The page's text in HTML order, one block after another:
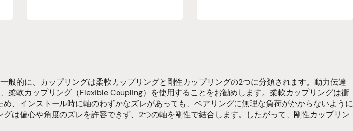
的に、カップリングは柔軟カップリングと剛性カップリングの2つに分類されます。動力伝達
柔軟カップリング（Flexible Coupling）を使用することをお勧めします。柔軟カップリングは衝
、インストール時に軸のわずかなズレがあっても、ベアリングに無理な負荷がかからないように
は偏心や角度のズレを許容できず、2つの軸を剛性で結合します。したがって、剛性カップリン